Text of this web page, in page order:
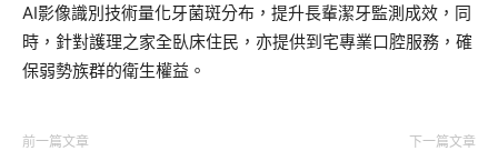
AI影像識別技術量化牙菌斑分布，提升長輩潔牙監測成效，同
時，針對護理之家全臥床住民，亦提供到宅專業口腔服務，確
保弱勢族群的衛生權益。
前一篇文章 下一篇文章